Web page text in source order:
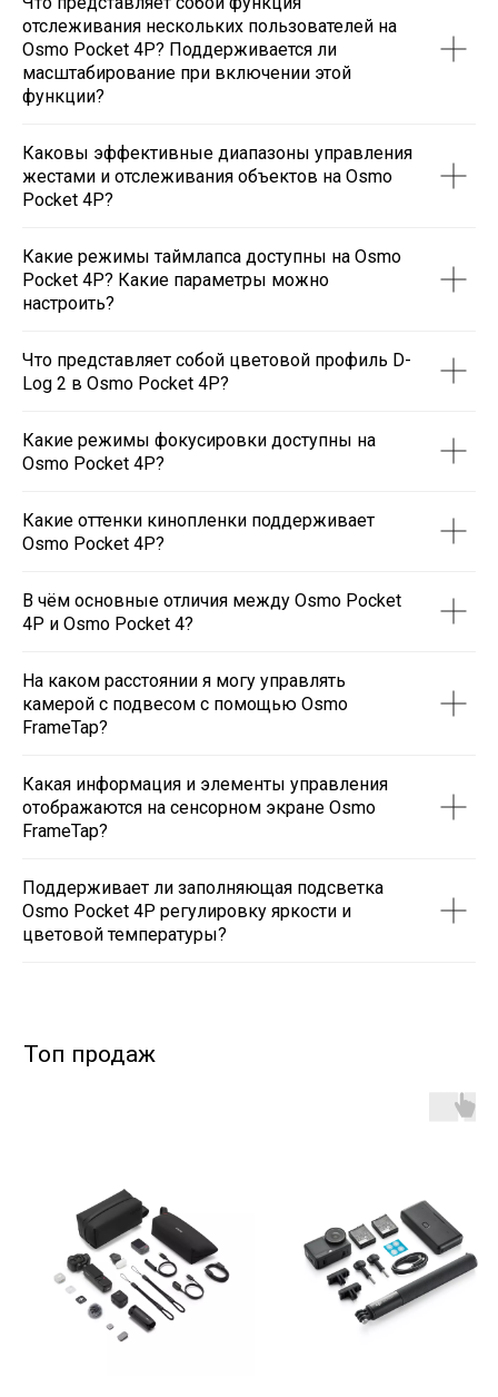
отслеживания нескольких пользователей на
Osmo Pocket 4P? Поддерживается ли
масштабирование при включении этой
функции?
Каковы эффективные диапазоны управления
жестами и отслеживания объектов на Osmo
Pocket 4P?
Какие режимы таймлапса доступны на Osmo
Pocket 4P? Какие параметры можно
настроить?
Что представляет собой цветовой профиль D-
Log 2 в Osmo Pocket 4P?
Какие режимы фокусировки доступны на
Osmo Pocket 4P?
Какие оттенки кинопленки поддерживает
Osmo Pocket 4P?
В чём основные отличия между Osmo Pocket
4P и Osmo Pocket 4?
На каком расстоянии я могу управлять
камерой с подвесом с помощью Osmo
FrameTap?
Какая информация и элементы управления
отображаются на сенсорном экране Osmo
FrameTap?
Поддерживает ли заполняющая подсветка
Osmo Pocket 4P регулировку яркости и
цветовой температуры?